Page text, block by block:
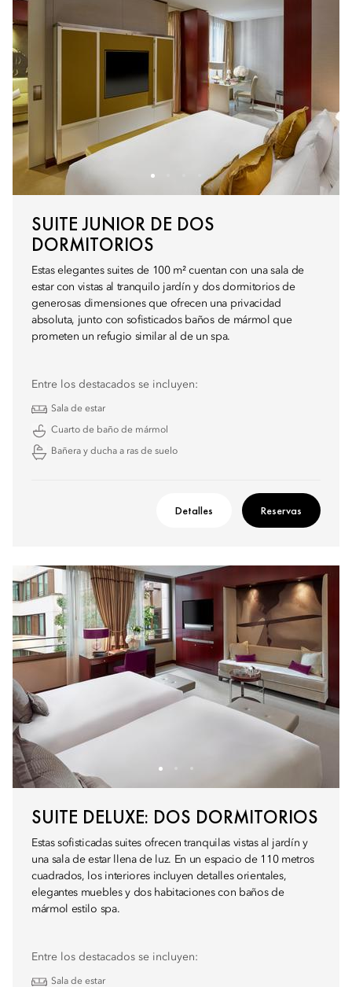
SUITE JUNIOR DE DOS
DORMITORIOS
Estas elegantes suites de 100 m² cuentan con una sala de
estar con vistas al tranquilo jardín y dos dormitorios de
generosas dimensiones que ofrecen una privacidad
absoluta, junto con sofisticados baños de mármol que
prometen un refugio similar al de un spa.
Entre los destacados se incluyen:
Sala de estar
Cuarto de baño de mármol
Bañera y ducha a ras de suelo
Detalles Reservas
SUITE DELUXE: DOS DORMITORIOS
Estas sofisticadas suites ofrecen tranquilas vistas al jardín y
una sala de estar llena de luz. En un espacio de 110 metros
cuadrados, los interiores incluyen detalles orientales,
elegantes muebles y dos habitaciones con baños de
mármol estilo spa.
Entre los destacados se incluyen:
Sala de estar